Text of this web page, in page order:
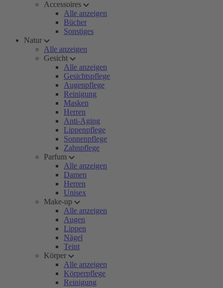
Accessoires
Alle anzeigen
Bücher
Sonstiges
Natur
Alle anzeigen
Gesicht
Alle anzeigen
Gesichtspflege
Augenpflege
Reinigung
Masken
Herren
Anti-Aging
Lippenpflege
Sonnenpflege
Zahnpflege
Parfum
Alle anzeigen
Damen
Herren
Unisex
Make-up
Alle anzeigen
Augen
Lippen
Nägel
Teint
Körper
Alle anzeigen
Körperpflege
Reinigung